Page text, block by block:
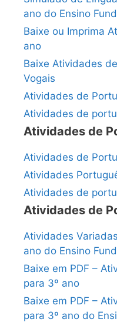
ano do Ensino
Baixe ou Imprima
ano
Baixe Atividades
Vogais
Atividades de
Atividades de
Atividades de
Atividades de
Atividades
Atividades de
Atividades de
Atividades
ano do Ensino
Baixe em PDF –
para 3º ano
Baixe em PDF –
para 3º ano do